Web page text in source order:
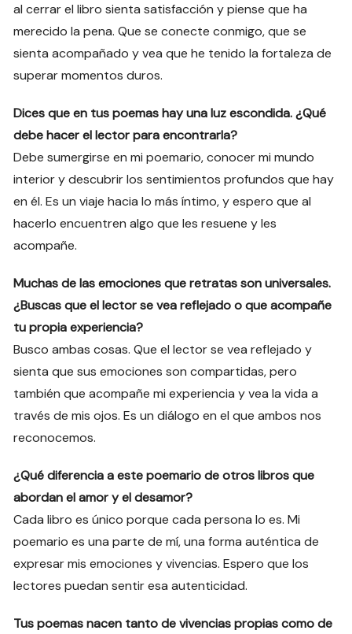
al cerrar el libro sienta satisfacción y piense que ha
merecido la pena. Que se conecte conmigo, que se
sienta acompañado y vea que he tenido la fortaleza de
superar momentos duros.
Dices que en tus poemas hay una luz escondida. ¿Qué
debe hacer el lector para encontrarla?
Debe sumergirse en mi poemario, conocer mi mundo
interior y descubrir los sentimientos profundos que hay
en él. Es un viaje hacia lo más íntimo, y espero que al
hacerlo encuentren algo que les resuene y les
acompañe.
Muchas de las emociones que retratas son universales.
¿Buscas que el lector se vea reflejado o que acompañe
tu propia experiencia?
Busco ambas cosas. Que el lector se vea reflejado y
sienta que sus emociones son compartidas, pero
también que acompañe mi experiencia y vea la vida a
través de mis ojos. Es un diálogo en el que ambos nos
reconocemos.
¿Qué diferencia a este poemario de otros libros que
abordan el amor y el desamor?
Cada libro es único porque cada persona lo es. Mi
poemario es una parte de mí, una forma auténtica de
expresar mis emociones y vivencias. Espero que los
lectores puedan sentir esa autenticidad.
Tus poemas nacen tanto de vivencias propias como de